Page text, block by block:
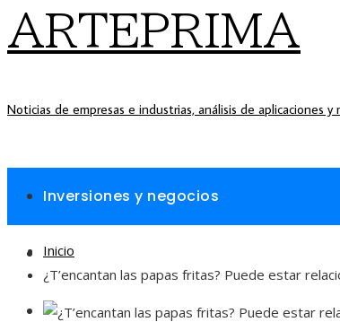
ARTEPRIMA
Noticias de empresas e industrias, análisis de aplicaciones y
Inversiones y negocios
Responsabilidad social
Cultura y ocio
Inicio
¿T’encantan las papas fritas? Puede estar